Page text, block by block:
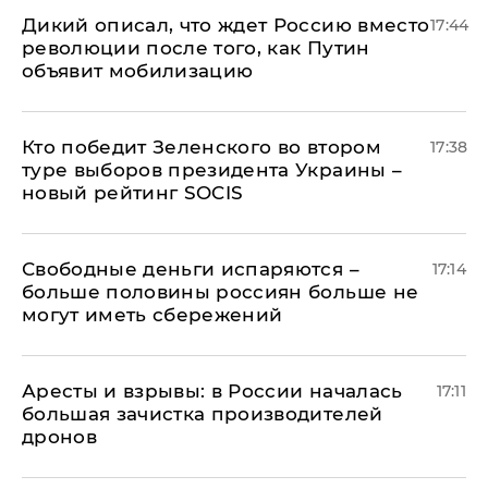
Дикий описал, что ждет Россию вместо
революции после того, как Путин
объявит мобилизацию
17:44
Кто победит Зеленского во втором
туре выборов президента Украины –
новый рейтинг SOCIS
17:38
Свободные деньги испаряются –
больше половины россиян больше не
могут иметь сбережений
17:14
Аресты и взрывы: в России началась
большая зачистка производителей
дронов
17:11